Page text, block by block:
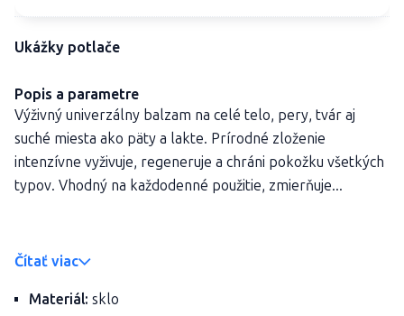
Ukážky potlače
Popis a parametre
Výživný univerzálny balzam na celé telo, pery, tvár aj
suché miesta ako päty a lakte. Prírodné zloženie
intenzívne vyživuje, regeneruje a chráni pokožku všetkých
typov. Vhodný na každodenné použitie, zmierňuje...
Čítať viac
Materiál: sklo